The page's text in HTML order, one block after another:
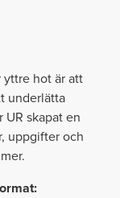
yttre hot är att
underlätta
skapat en
uppgifter och